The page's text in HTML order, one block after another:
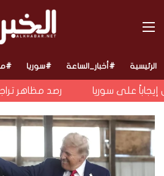
القائمة
الرئيسية #أخبار_الساعة #سوريا
على سوريا رصد مظاهر